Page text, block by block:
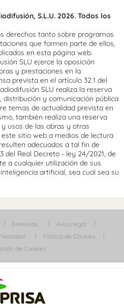
S.L.U. 2026. Todos los
derechos tanto sobre programas
que formen parte de ellos,
en esta página web.
SLU ejerce la oposición
y prestaciones en la
prevista en el artículo 32.1 del
SLU realiza la reserva
y comunicación pública
temas de actualidad prevista en
también realiza una reserva
usos de las obras y otras
sitio web a medios de lectura
adecuados a tal fin de
del Real Decreto - ley 24/2021, de
a cualquier utilización de sus
artificial, sea cual sea su
Emisoras
Aviso legal
Política de Cookies
de Cookies